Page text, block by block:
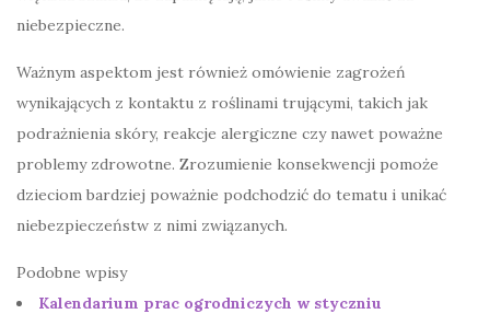
niebezpieczne.
Ważnym aspektom jest również omówienie zagrożeń
wynikających z kontaktu z roślinami trującymi, takich jak
podrażnienia skóry, reakcje alergiczne czy nawet poważne
problemy zdrowotne. Zrozumienie konsekwencji pomoże
dzieciom bardziej poważnie podchodzić do tematu i unikać
niebezpieczeństw z nimi związanych.
Podobne wpisy
Kalendarium prac ogrodniczych w styczniu